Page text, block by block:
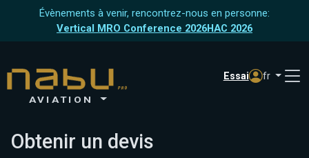
Évènements à venir, rencontrez-nous en personne:
Vertical MRO Conference 2026HAC 2026
AVIATION
Essai fr
Obtenir un devis